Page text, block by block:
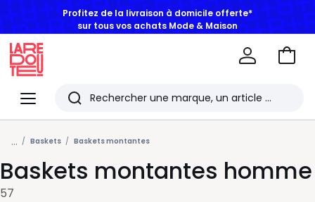
Menu
Redoute
Rechercher
Les
derniers
articles
Aller
... Baskets Baskets montantes
Baskets montantes homme
57